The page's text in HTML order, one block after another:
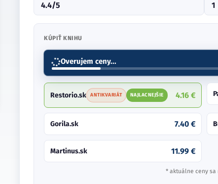
4.4/5 1
KÚPIŤ KNIHU
Overujem ceny...
Restorio.sk ANTIKVARIÁT NAJLACNEJŠIE 4.16 €
Gorila.sk 7.40 €
Martinus.sk 11.99 €
* aktuálne ceny sa